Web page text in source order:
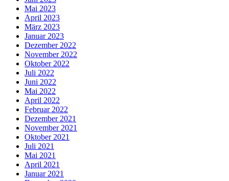
Mai 2023
April 2023
März 2023
Januar 2023
Dezember 2022
November 2022
Oktober 2022
Juli 2022
Juni 2022
Mai 2022
April 2022
Februar 2022
Dezember 2021
November 2021
Oktober 2021
Juli 2021
Mai 2021
April 2021
Januar 2021